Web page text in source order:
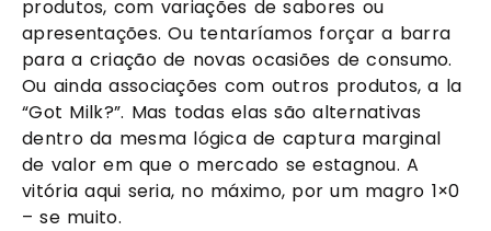
produtos, com variações de sabores ou
apresentações. Ou tentaríamos forçar a barra
para a criação de novas ocasiões de consumo.
Ou ainda associações com outros produtos, a la
“Got Milk?”. Mas todas elas são alternativas
dentro da mesma lógica de captura marginal
de valor em que o mercado se estagnou. A
vitória aqui seria, no máximo, por um magro 1×0
– se muito.